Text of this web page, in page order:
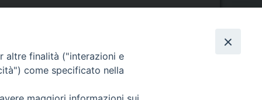
altre finalità ("interazioni e
come specificato nella